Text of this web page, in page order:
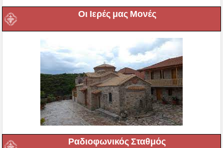
Οι Ιερές μας Μονές
Ραδιοφωνικός Σταθμός